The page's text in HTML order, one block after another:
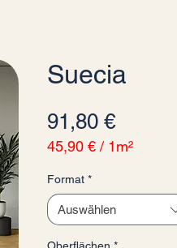
Suecia
91,80 €Preis
45,90 € / 1m²
pro
1
Quadratmeter
Format *
Auswählen